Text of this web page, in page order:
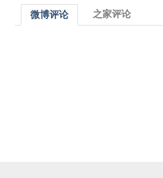
微博评论 之家评论